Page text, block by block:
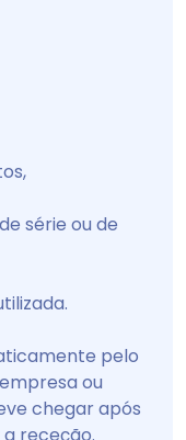
série ou de
pelo
ou
chegar após